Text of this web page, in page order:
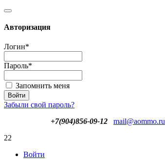
Авторизация
Логин*
Пароль*
Запомнить меня
Забыли свой пароль?
+7(904)856-09-12
mail@aommo.ru
22
Войти